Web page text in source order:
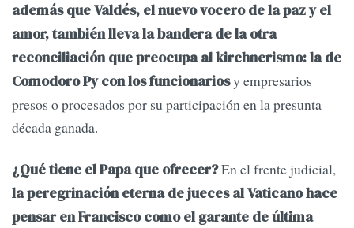
además que Valdés, el nuevo vocero de la paz y el
amor, también lleva la bandera de la otra
reconciliación que preocupa al kirchnerismo: la de
Comodoro Py con los funcionariosy empresarios
presos o procesados por su participación en la presunta
década ganada.
¿Qué tiene el Papa que ofrecer?En el frente judicial,
la peregrinación eterna de jueces al Vaticano hace
pensar en Francisco como el garante de última